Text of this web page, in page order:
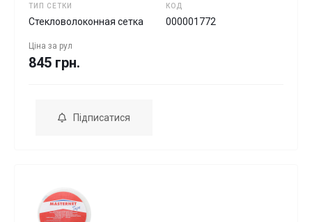
ТИП СЕТКИ
Стекловолоконная сетка
КОД
000001772
Ціна за рул
845 грн.
Підписатися